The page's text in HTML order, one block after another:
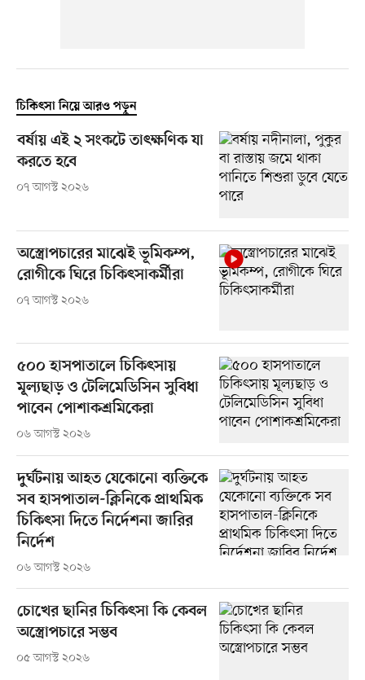
চিকিৎসা নিয়ে আরও পড়ুন
বর্ষায় এই ২ সংকটে তাৎক্ষণিক যা
করতে হবে
০৭ আগস্ট ২০২৬
অস্ত্রোপচারের মাঝেই ভূমিকম্প,
রোগীকে ঘিরে চিকিৎসাকর্মীরা
০৭ আগস্ট ২০২৬
৫০০ হাসপাতালে চিকিৎসায়
মূল্যছাড় ও টেলিমেডিসিন সুবিধা
পাবেন পোশাকশ্রমিকেরা
০৬ আগস্ট ২০২৬
দুর্ঘটনায় আহত যেকোনো ব্যক্তিকে
সব হাসপাতাল-ক্লিনিকে প্রাথমিক
চিকিৎসা দিতে নির্দেশনা জারির
নির্দেশ
০৬ আগস্ট ২০২৬
চোখের ছানির চিকিৎসা কি কেবল
অস্ত্রোপচারে সম্ভব
০৫ আগস্ট ২০২৬